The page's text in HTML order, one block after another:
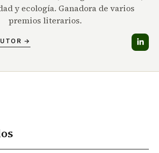
y ecología. Ganadora de varios
premios literarios.
→